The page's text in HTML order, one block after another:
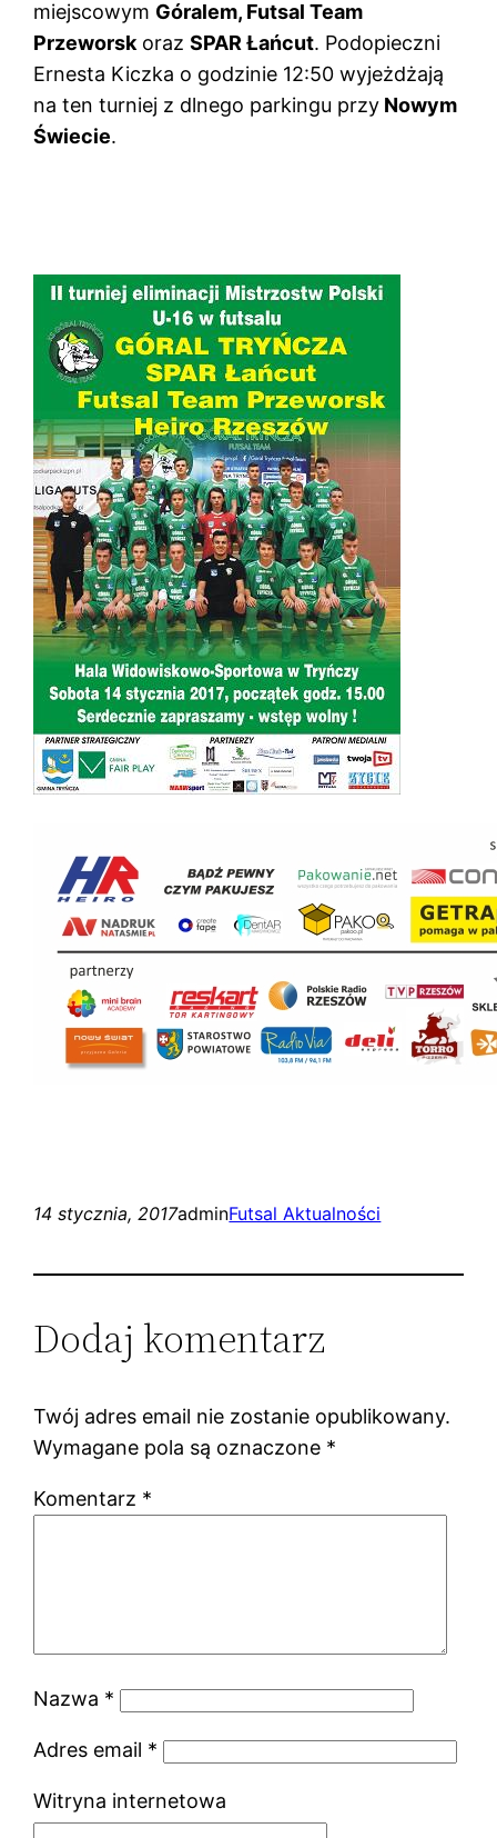
miejscowym Góralem, Futsal Team
Przeworsk orazSPAR Łańcut. Podopieczni
Ernesta Kiczka o godzinie 12:50 wyjeżdżają
na ten turniej z dlnego parkingu przy Nowym
Świecie.
14 stycznia, 2017adminFutsal Aktualności
Dodaj komentarz
Twój adres email nie zostanie opublikowany.
Wymagane pola są oznaczone *
Komentarz *
Nazwa *
Adres email *
Witryna internetowa